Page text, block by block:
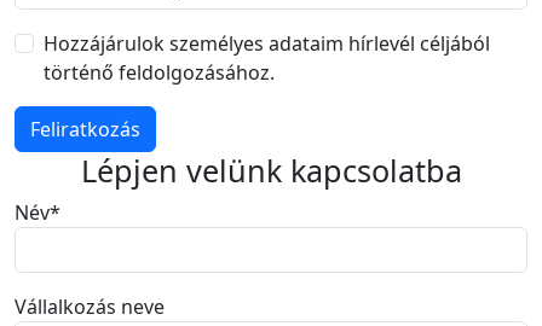
Hozzájárulok személyes adataim hírlevél céljából
történő feldolgozásához.
Feliratkozás
Lépjen velünk kapcsolatba
Név*
Vállalkozás neve